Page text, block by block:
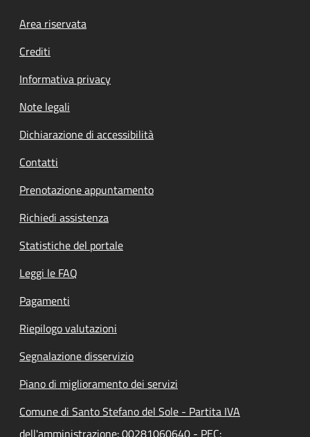
Footer menu
Area riservata
Crediti
Informativa privacy
Note legali
Dichiarazione di accessibilità
Contatti
Prenotazione appuntamento
Richiedi assistenza
Statistiche del portale
Leggi le FAQ
Pagamenti
Riepilogo valutazioni
Segnalazione disservizio
Piano di miglioramento dei servizi
Comune di Santo Stefano del Sole - Partita IVA
dell'amministrazione: 00281060640 - PEC: